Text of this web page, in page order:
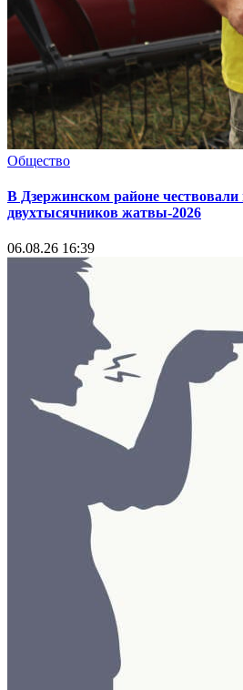
Общество
В Дзержинском районе
двухтысячников жатвы-2026
06.08.26 16:39